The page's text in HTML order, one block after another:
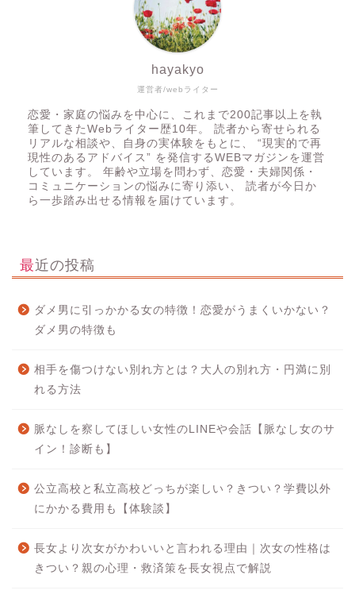
運営者/webライター
hayakyo
恋愛・家庭の悩みを中心に、これまで200記事以上を執
筆してきたWebライター歴10年。 読者から寄せられる
リアルな相談や、自身の実体験をもとに、 “現実的で再
現性のあるアドバイス” を発信するWEBマガジンを運営
しています。 年齢や立場を問わず、恋愛・夫婦関係・
コミュニケーションの悩みに寄り添い、 読者が今日か
ら一歩踏み出せる情報を届けています。
最近の投稿
ダメ男に引っかかる女の特徴！恋愛がうまくいかない？
ダメ男の特徴も
相手を傷つけない別れ方とは？大人の別れ方・円満に別
れる方法
脈なしを察してほしい女性のLINEや会話【脈なし女のサ
イン！診断も】
公立高校と私立高校どっちが楽しい？きつい？学費以外
にかかる費用も【体験談】
長女より次女がかわいいと言われる理由｜次女の性格は
きつい？親の心理・救済策を長女視点で解説